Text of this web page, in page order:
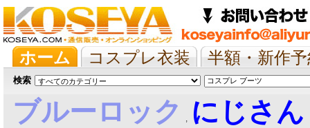
ホーム コスプレ衣装
半額・新作
抱き枕/布団/シーツ
ツイステ ウマ
検索
ブルーロック , にじさ